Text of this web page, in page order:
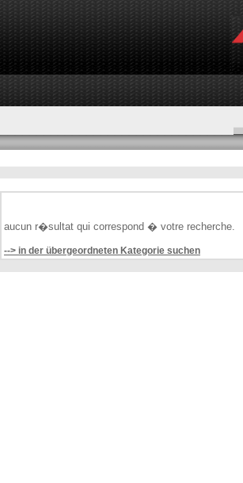
aucun r�sultat qui correspond � votre recherche.
--> in der übergeordneten Kategorie suchen